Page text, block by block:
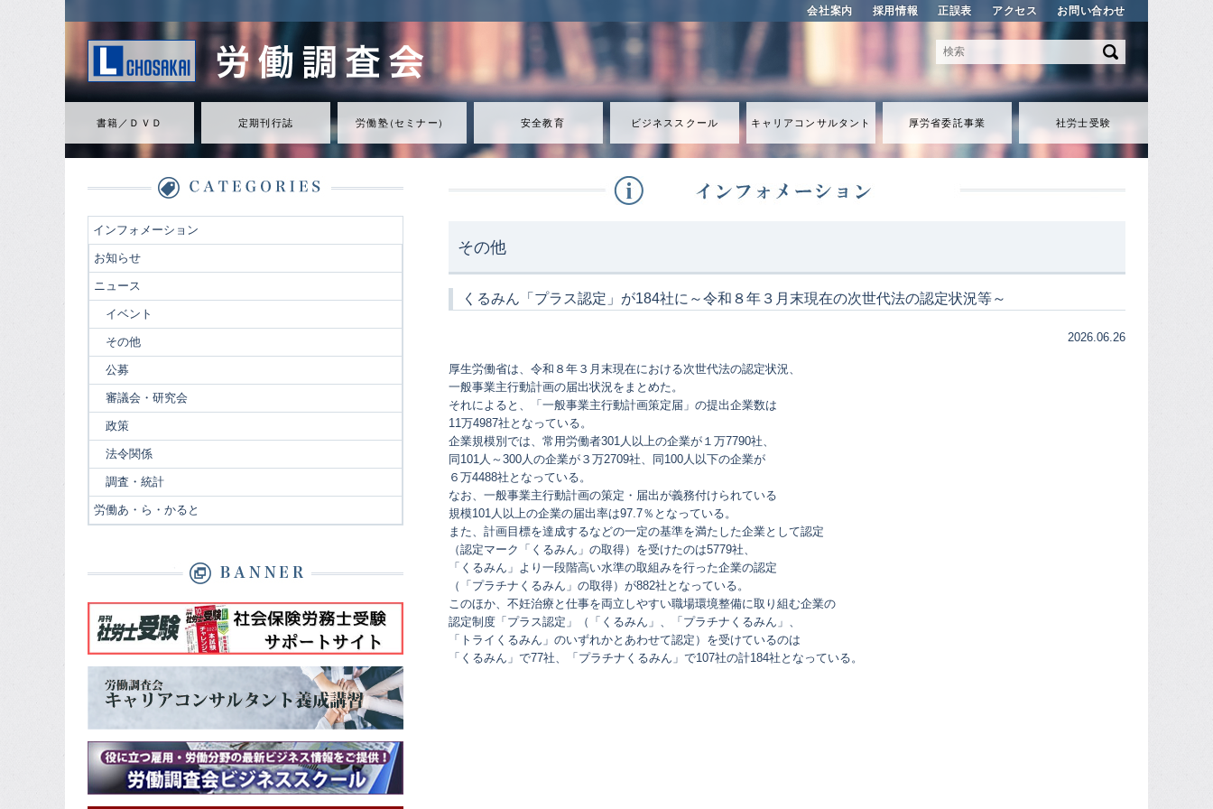
会社案内 採用情報 正誤表 アクセス お問い合わせ
書籍／ＤＶＤ 定期刊行誌 労働塾（セミナ ー ） 安全教育 ビジネススクール キャリアコンサルタント 厚労省委託事業 社労士受験
その他
くるみん「プラス認定」が184社に～令和８年３月末現在の次世代法の認定状況等～
2026.06.26
厚生労働省は、令和８年３月末現在における次世代法の認定状況、
一般事業主行動計画の届出状況をまとめた。
それによると、「一般事業主行動計画策定届」の提出企業数は
11万4987社となっている。
企業規模別では、常用労働者301人以上の企業が１万7790社、
同101人～300人の企業が３万2709社、同100人以下の企業が
６万4488社となっている。
なお、一般事業主行動計画の策定・届出が義務付けられている
規模101人以上の企業の届出率は97.7％となっている。
また、計画目標を達成するなどの一定の基準を満たした企業として認定
（認定マーク「くるみん」の取得）を受けたのは5779社、
「くるみん」より一段階高い水準の取組みを行った企業の認定
（「プラチナくるみん」の取得）が882社となっている。
このほか、不妊治療と仕事を両立しやすい職場環境整備に取り組む企業の
認定制度「プラス認定」（「くるみん」、「プラチナくるみん」、
「トライくるみん」のいずれかとあわせて認定）を受けているのは
「くるみん」で77社、「プラチナくるみん」で107社の計184社となっている。
インフォメーション
お知らせ
ニュース
イベント
その他
公募
審議会・研究会
政策
法令関係
調査・統計
労働あ・ら・かると